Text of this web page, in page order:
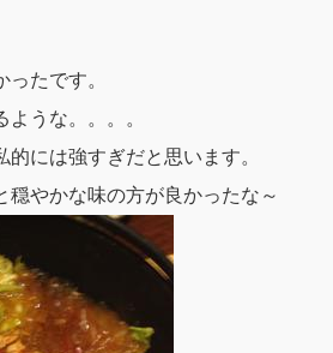
たです。
うな。。。。
には強すぎだと思います。
やかな味の方が良かったな～